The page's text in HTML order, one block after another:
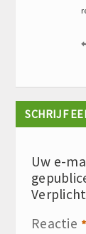
SCHRIJF
Uw e-
Reactie *